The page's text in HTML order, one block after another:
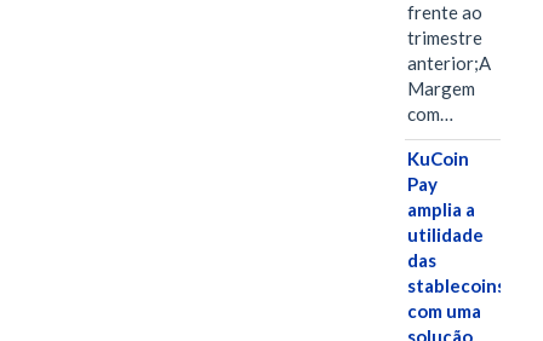
frente ao
trimestre
anterior;A
Margem
com…
KuCoin
Pay
amplia a
utilidade
das
stablecoins
com uma
solução